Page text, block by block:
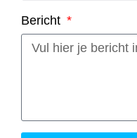
Bericht